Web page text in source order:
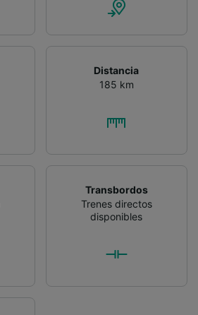
Distancia
185 km
Transbordos
Trenes directos
disponibles